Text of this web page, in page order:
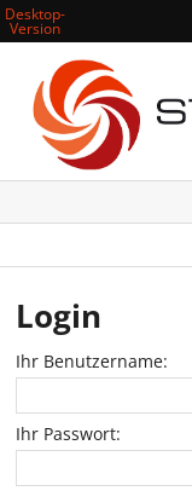
Desktop-
Version
Login
Ihr Benutzername:
Ihr Passwort: